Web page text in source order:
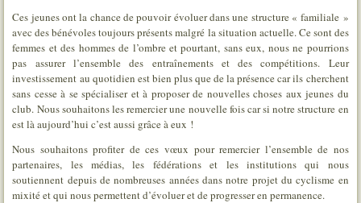
Ces jeunes ont la chance de pouvoir évoluer dans une structure « familiale »
avec des bénévoles toujours présents malgré la situation actuelle. Ce sont des
femmes et des hommes de l’ombre et pourtant, sans eux, nous ne pourrions
pas assurer l’ensemble des entraînements et des compétitions. Leur
investissement au quotidien est bien plus que de la présence car ils cherchent
sans cesse à se spécialiser et à proposer de nouvelles choses aux jeunes du
club. Nous souhaitons les remercier une nouvelle fois car si notre structure en
est là aujourd’hui c’est aussi grâce à eux !
Nous souhaitons profiter de ces vœux pour remercier l’ensemble de nos
partenaires, les médias, les fédérations et les institutions qui nous
soutiennent depuis de nombreuses années dans notre projet du cyclisme en
mixité et qui nous permettent d’évoluer et de progresser en permanence.